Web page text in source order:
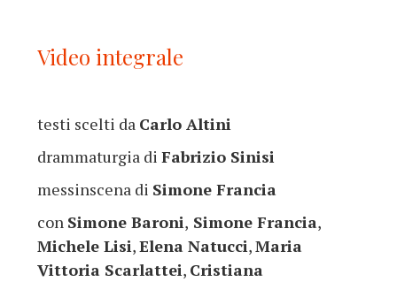
Video integrale
testi scelti da Carlo Altini
drammaturgia di Fabrizio Sinisi
messinscena di Simone Francia
con Simone Baroni, Simone Francia,
Michele Lisi,Elena Natucci,Maria
Vittoria Scarlattei, Cristiana